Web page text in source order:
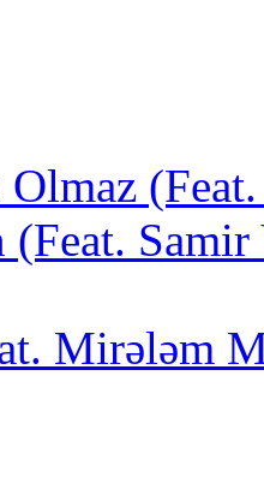
(Feat.
Mirələm